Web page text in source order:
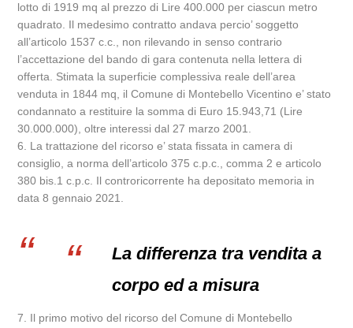
lotto di 1919 mq al prezzo di Lire 400.000 per ciascun metro
quadrato. Il medesimo contratto andava percio’ soggetto
all’articolo 1537 c.c., non rilevando in senso contrario
l’accettazione del bando di gara contenuta nella lettera di
offerta. Stimata la superficie complessiva reale dell’area
venduta in 1844 mq, il Comune di Montebello Vicentino e’ stato
condannato a restituire la somma di Euro 15.943,71 (Lire
30.000.000), oltre interessi dal 27 marzo 2001.
6. La trattazione del ricorso e’ stata fissata in camera di
consiglio, a norma dell’articolo 375 c.p.c., comma 2 e articolo
380 bis.1 c.p.c. Il controricorrente ha depositato memoria in
data 8 gennaio 2021.
La differenza tra vendita a
corpo ed a misura
7. Il primo motivo del ricorso del Comune di Montebello